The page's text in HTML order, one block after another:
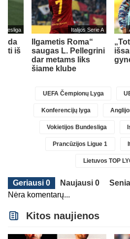
iš
Italijos Serie A
Ilgametis Roma“
saugas L. Pellegrini
dar metams liks
šiame klube
UEFA Čempionų Lyga
Konferencijų lyga
Vokietijos Bundesliga
Prancūzijos Ligue 1
Lietuvos TOP
Geriausi 0 Naujausi 0
Nėra komentarų...
Kitos naujienos